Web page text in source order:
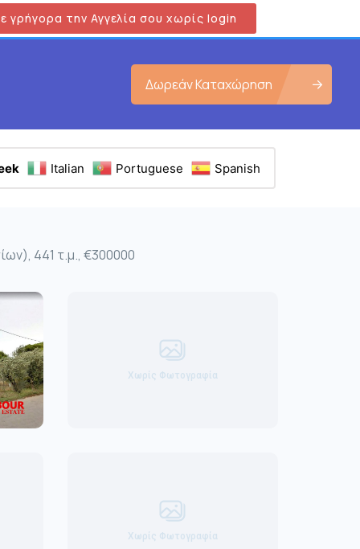
γρήγορα την Αγγελία σου χωρίς login
Δωρεάν Καταχώρηση
Italian Portuguese Spanish
441 τ.μ., €300000
Χωρίς Φωτογραφία
Χωρίς Φωτογραφία